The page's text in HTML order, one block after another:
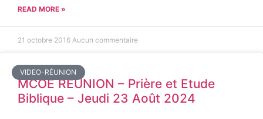
READ MORE »
21 octobre 2016 Aucun commentaire
VIDEO-RÉUNION
MCOE REUNION – Prière et Etude
Biblique – Jeudi 23 Août 2024